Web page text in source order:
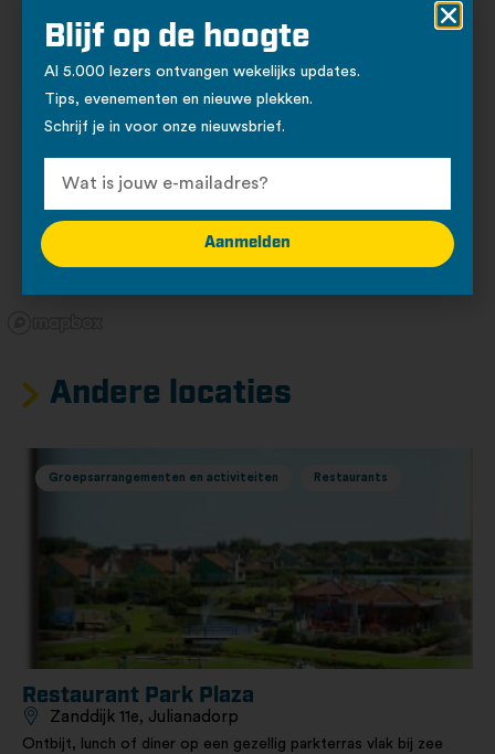
Andere locaties
Groepsarrangementen en activiteiten Restaurants
Restaurant Park Plaza
Zanddijk 11e, Julianadorp
Ontbijt, lunch of diner op een gezellig parkterras vlak bij zee
Blijf op de hoogte
Al 5.000 lezers ontvangen wekelijks updates.
Tips, evenementen en nieuwe plekken.
Schrijf je in voor onze nieuwsbrief.
Aanmelden